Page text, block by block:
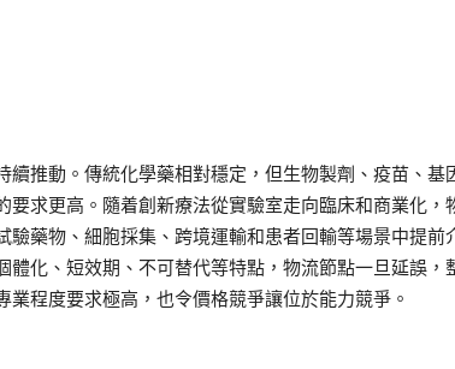
續推動。傳統化學藥相對穩定，但生物製劑、疫苗、基
要求更高。隨着創新療法從實驗室走向臨床和商業化，
驗藥物、細胞採集、跨境運輸和患者回輸等場景中提前
體化、短效期、不可替代等特點，物流節點一旦延誤，
程度要求極高，也令價格競爭讓位於能力競爭。